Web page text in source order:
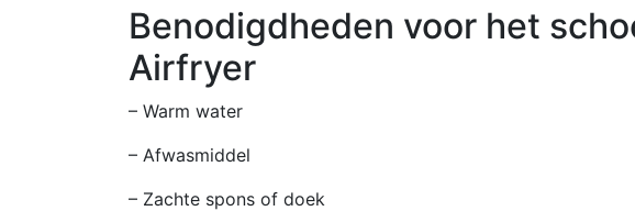
Benodigdheden voor het
Airfryer
– Warm water
– Afwasmiddel
– Zachte spons of doek